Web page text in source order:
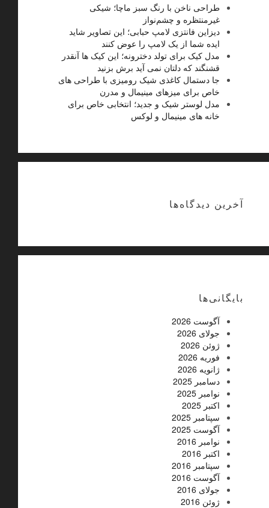
طراحی ناخن با رنگ سبز ماچا؛ شیکی
غیرمنتظره و چشم‌نواز
دیزاین فانتزی لامپ حبابی؛ این تصاویر شاید
ایده شما از یک لامپ را عوض کنند
مدل کیک برای تولد دخترونه؛ این کیک ها آنقدر
قشنگند که دلتان نمی آید برش بزنید
جا دستمال کاغذی شیک رومیزی با طراحی های
خاص برای میزهای مینیمال و مدرن
مدل لوستر شیک و جدید؛ انتخابی خاص برای
خانه های مینیمال و لوکس
آخرین دیدگاه‌ها
بایگانی‌ها
آگوست 2026
جولای 2026
ژوئن 2026
فوریه 2026
ژانویه 2026
دسامبر 2025
نوامبر 2025
اکتبر 2025
سپتامبر 2025
آگوست 2025
نوامبر 2016
اکتبر 2016
سپتامبر 2016
آگوست 2016
جولای 2016
ژوئن 2016